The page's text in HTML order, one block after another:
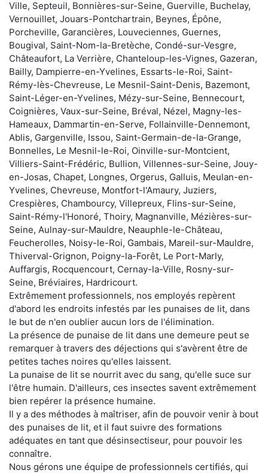
Ville, Septeuil, Bonnières-sur-Seine, Guerville, Buchelay,
Vernouillet, Jouars-Pontchartrain, Beynes, Épône,
Porcheville, Garancières, Louveciennes, Guernes,
Bougival, Saint-Nom-la-Bretèche, Condé-sur-Vesgre,
Châteaufort, La Verrière, Chanteloup-les-Vignes, Gazeran,
Bailly, Dampierre-en-Yvelines, Essarts-le-Roi, Saint-
Rémy-lès-Chevreuse, Le Mesnil-Saint-Denis, Bazemont,
Saint-Léger-en-Yvelines, Mézy-sur-Seine, Bennecourt,
Coignières, Vaux-sur-Seine, Bréval, Nézel, Magny-les-
Hameaux, Dammartin-en-Serve, Follainville-Dennemont,
Ablis, Gargenville, Issou, Saint-Germain-de-la-Grange,
Bonnelles, Le Mesnil-le-Roi, Oinville-sur-Montcient,
Villiers-Saint-Frédéric, Bullion, Villennes-sur-Seine, Jouy-
en-Josas, Chapet, Longnes, Orgerus, Galluis, Meulan-en-
Yvelines, Chevreuse, Montfort-l'Amaury, Juziers,
Crespières, Chambourcy, Villepreux, Flins-sur-Seine,
Saint-Rémy-l'Honoré, Thoiry, Magnanville, Mézières-sur-
Seine, Aulnay-sur-Mauldre, Neauphle-le-Château,
Feucherolles, Noisy-le-Roi, Gambais, Mareil-sur-Mauldre,
Thiverval-Grignon, Poigny-la-Forêt, Le Port-Marly,
Auffargis, Rocquencourt, Cernay-la-Ville, Rosny-sur-
Seine, Bréviaires, Hardricourt.
Extrêmement professionnels, nos employés repèrent
d'abord les endroits infestés par les punaises de lit, dans
le but de n'en oublier aucun lors de l'élimination.
La présence de punaise de lit dans une demeure peut se
remarquer à travers des déjections qui s'avèrent être de
petites taches noires qu'elles laissent.
La punaise de lit se nourrit avec du sang, qu'elle suce sur
l'être humain. D'ailleurs, ces insectes savent extrêmement
bien repérer la présence humaine.
Il y a des méthodes à maîtriser, afin de pouvoir venir à bout
des punaises de lit, et il faut suivre des formations
adéquates en tant que désinsectiseur, pour pouvoir les
connaître.
Nous gérons une équipe de professionnels certifiés, qui